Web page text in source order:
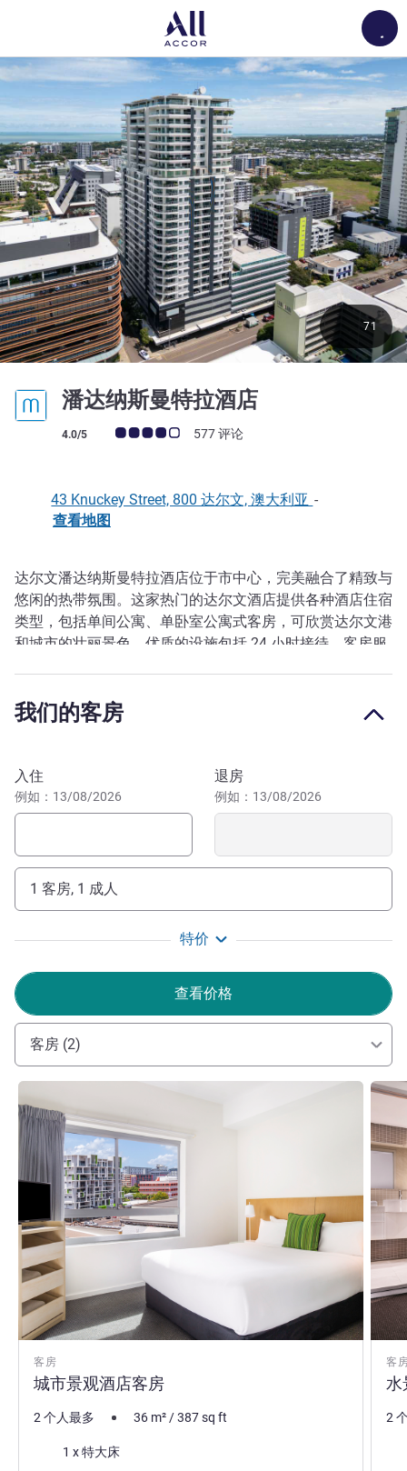
潘达纳斯曼特拉酒店
客户意见评级 (ALL 评级)
4.0/5 577 评论
71
43 Knuckey Street, 800 达尔文, 澳大利亚 -
查看地图
描述
达尔文潘达纳斯曼特拉酒店位于市中心，完美融合了精致与
悠闲的热带氛围。这家热门的达尔文酒店提供各种酒店住宿
类型，包括单间公寓、单卧室公寓式客房，可欣赏达尔文港
和城市的壮丽景色。优质的设施包括 24 小时接待、客房服
Mantra Pandanas offers stylish Hotel Rooms, Studio
contemporary décor & amenities.
感谢您选择入住我们的酒店，我们希望您获得愉悦的住宿
Terence Lee Chik 酒店管理
我们的客房
预订此酒店
入住
例如：13/08/2026
退房
例如：13/08/2026
1 客房, 1 成人
特价
查看价格
客房 (2)
客房
城市景观酒店客房
请参阅详情
2 个人最多 36 m²/387sq ft
床上用品1 x 特大床
客
水
请参
2